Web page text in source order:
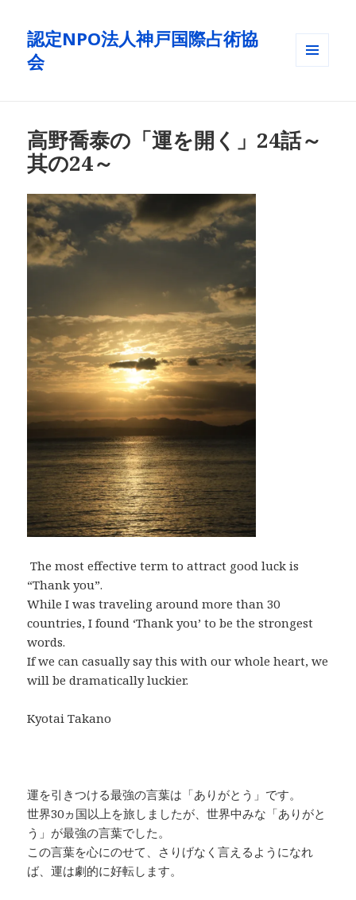
認定NPO法人神戸国際占術協
会
高野喬泰の「運を開く」24話～
其の24～
The most effective term to attract good luck is
“Thank you”.
While I was traveling around more than 30
countries, I found ‘Thank you’ to be the strongest
words.
If we can casually say this with our whole heart, we
will be dramatically luckier.
Kyotai Takano
運を引きつける最強の言葉は「ありがとう」です。
世界30ヵ国以上を旅しましたが、世界中みな「ありがと
う」が最強の言葉でした。
この言葉を心にのせて、さりげなく言えるようになれ
ば、運は劇的に好転します。